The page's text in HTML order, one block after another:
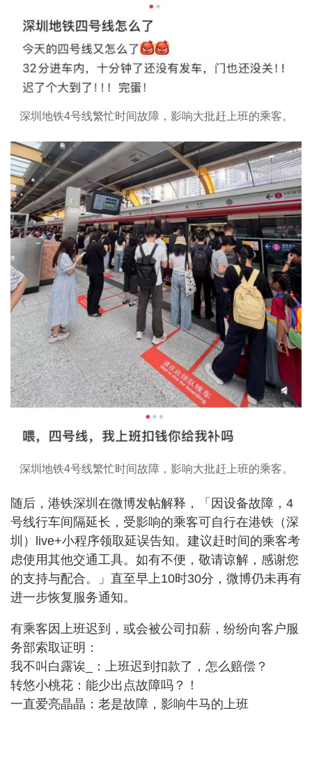
深圳地铁4号线繁忙时间故障，影响大批赶上班的乘客。
深圳地铁4号线繁忙时间故障，影响大批赶上班的乘客。
随后，港铁深圳在微博发帖解释，「因设备故障，4
号线行车间隔延长，受影响的乘客可自行在港铁（深
圳）live+小程序领取延误告知。建议赶时间的乘客考
虑使用其他交通工具。如有不便，敬请谅解，感谢您
的支持与配合。」直至早上10时30分，微博仍未再有
进一步恢复服务通知。
有乘客因上班迟到，或会被公司扣薪，纷纷向客户服
务部索取证明：
我不叫白露诶_：上班迟到扣款了，怎么赔偿？
转悠小桃花：能少出点故障吗？！
一直爱亮晶晶：老是故障，影响牛马的上班